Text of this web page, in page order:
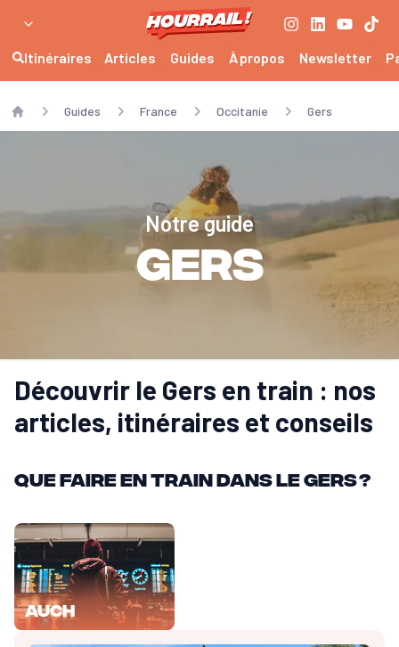
Itinéraires Articles Guides À propos Newsletter
Guides France Occitanie Gers
Notre guide
Gers
Découvrir le Gers en train : nos
articles, itinéraires et conseils
Que faire en train dans le Gers ?
Auch